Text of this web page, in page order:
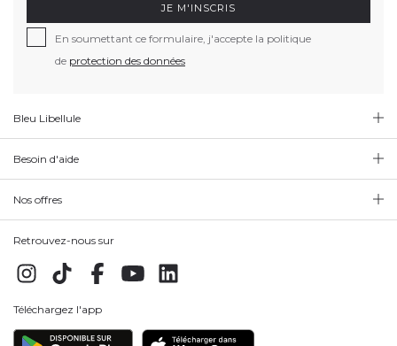
JE M'INSCRIS
En soumettant ce formulaire, j'accepte la politique
de protection des données
Bleu Libellule
Besoin d'aide
Nos offres
Retrouvez-nous sur
Téléchargez l'app